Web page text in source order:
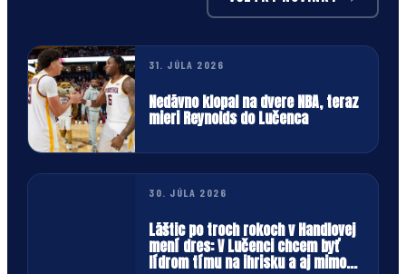
31. JÚLA 2026
Nedávno klopal na dvere NBA, teraz
mieri Reynolds do Lučenca
30. JÚLA 2026
Láštic po troch rokoch v Handlovej
mení dres: V Lučenci chcem byť
lídrom tímu na ihrisku a aj mimo